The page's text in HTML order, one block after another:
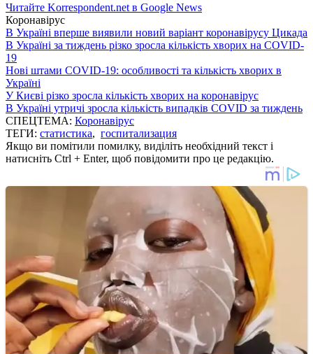
Читайте Korrespondent.net в Google News
Коронавірус
В Україні вперше виявили новий варіант коронавірусу Цикада
В Україні за тиждень різко зросла кількість хворих на COVID-
19
Нові штами COVID-19: особливості та кількість хворих в
Україні
У Києві різко зросла кількість хворих на коронавірус
В Україні утричі зросла кількість випадків COVID за тиждень
СПЕЦТЕМА: Коронавірус
ТЕГИ: статистика, госпитализация
Якщо ви помітили помилку, виділіть необхідний текст і
натисніть Ctrl + Enter, щоб повідомити про це редакцію.